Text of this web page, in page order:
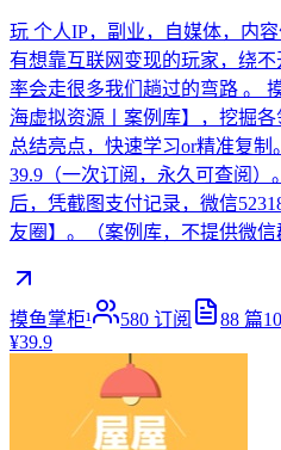
玩 个人IP，副业，自媒体，内
有想靠互联网变现的玩家，绕
率会走很多我们趟过的弯路 。
海虚拟资源丨案例库】，挖掘各
总结亮点，快速学习or精准复制
39.9（一次订阅，永久可查阅）
后，凭截图支付记录，微信
友圈】。（案例库，不提供微信
摸鱼掌柜¹ 580 订阅 88 篇
¥39.9